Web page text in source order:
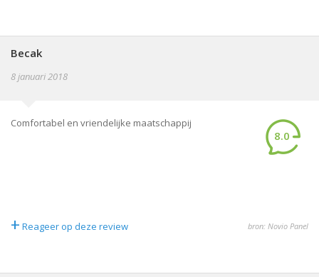
Becak
8 januari 2018
Comfortabel en vriendelijke maatschappij
8.0
+ Reageer op deze review bron: Novio Panel